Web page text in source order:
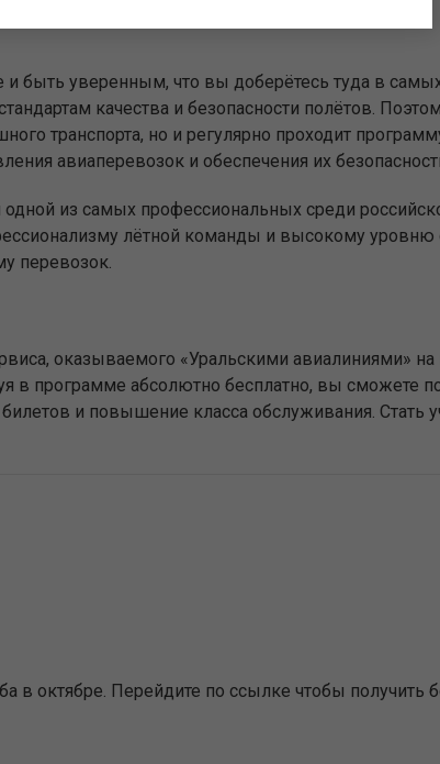
и быть уверенным, что вы доберётесь туда в
качества и безопасности полётов.
транспорта, но и регулярно проходит
авиаперевозок и обеспечения их
одной из самых профессиональных среди
лётной команды и высокому уровню
перевозок.
оказываемого «Уральскими авиалиниями»
в программе абсолютно бесплатно, вы сможете
и повышение класса обслуживания.
в октябре. Перейдите по ссылке чтобы получить